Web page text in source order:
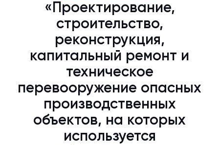
«Проектирование,
строительство,
реконструкция,
капитальный ремонт и
техническое
перевооружение опасных
производственных
объектов, на которых
используется